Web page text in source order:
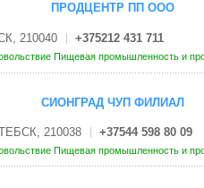
ПРОДЦЕНТР ПП ООО
210040 +375212 431 711
Пищевая промышленность и
СИОНГРАД ЧУП ФИЛИАЛ
210038 +37544 598 80 09
Пищевая промышленность и